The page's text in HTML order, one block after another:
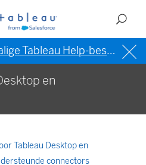
Tableau Help-bestand (VS)
en
Tableau Desktop en
connectors